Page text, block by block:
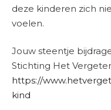
deze kinderen zich
voelen.
Jouw steentje
Stichting Het
https://
kind